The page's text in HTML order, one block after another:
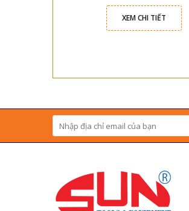
XEM CHI TIẾT